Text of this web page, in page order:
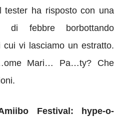
ha risposto con una
febbre borbottando
cui vi lasciamo un estratto.
Mari… Pa…ty? Che
Festival: hype-o-